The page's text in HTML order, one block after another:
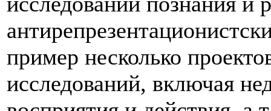
пример несколько
исследований, включая